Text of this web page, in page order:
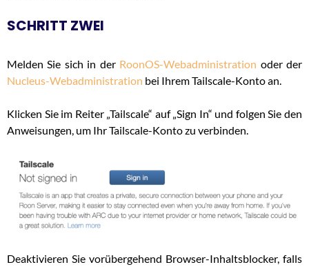
SCHRITT ZWEI
Melden Sie sich in der RoonOS-Webadministration oder der
Nucleus-Webadministration bei Ihrem Tailscale-Konto an.
Klicken Sie im Reiter „Tailscale“ auf „Sign In“ und folgen Sie den
Anweisungen, um Ihr Tailscale-Konto zu verbinden.
Deaktivieren Sie vorübergehend Browser-Inhaltsblocker, falls